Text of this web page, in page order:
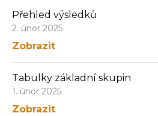
Přehled výsledků
2. únor 2025
Zobrazit
Tabulky základní skupin
1. únor 2025
Zobrazit